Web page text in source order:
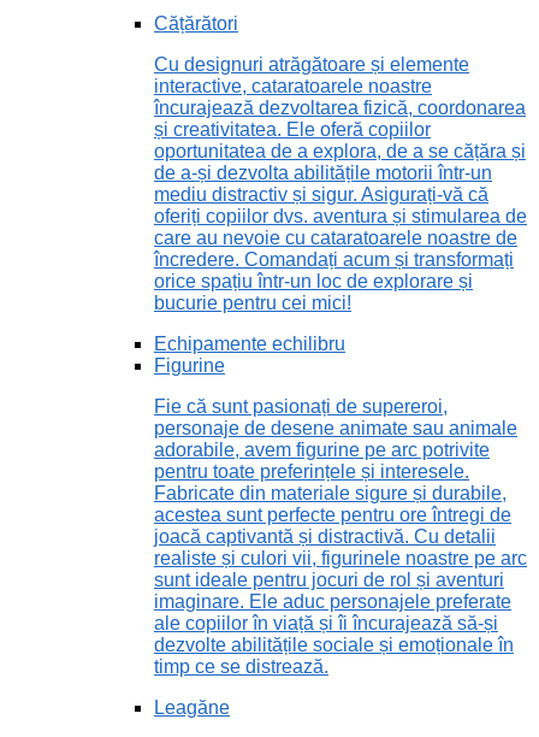
Cățărători
Cu designuri atrăgătoare și elemente
interactive, cataratoarele noastre
încurajează dezvoltarea fizică, coordonarea
și creativitatea. Ele oferă copiilor
oportunitatea de a explora, de a se cățăra și
de a-și dezvolta abilitățile motorii într-un
mediu distractiv și sigur. Asigurați-vă că
oferiți copiilor dvs. aventura și stimularea de
care au nevoie cu cataratoarele noastre de
încredere. Comandați acum și transformați
orice spațiu într-un loc de explorare și
bucurie pentru cei mici!
Echipamente echilibru
Figurine
Fie că sunt pasionați de supereroi,
personaje de desene animate sau animale
adorabile, avem figurine pe arc potrivite
pentru toate preferințele și interesele.
Fabricate din materiale sigure și durabile,
acestea sunt perfecte pentru ore întregi de
joacă captivantă și distractivă. Cu detalii
realiste și culori vii, figurinele noastre pe arc
sunt ideale pentru jocuri de rol și aventuri
imaginare. Ele aduc personajele preferate
ale copiilor în viață și îi încurajează să-și
dezvolte abilitățile sociale și emoționale în
timp ce se distrează.
Leagăne